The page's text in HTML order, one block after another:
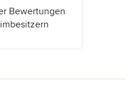
Bewertungen